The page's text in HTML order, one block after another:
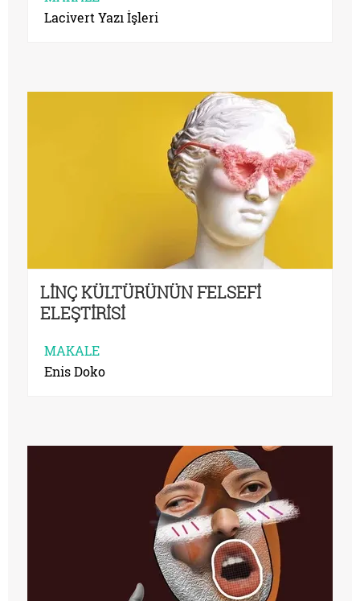
Lacivert Yazı İşleri
LİNÇ KÜLTÜRÜNÜN FELSEFİ
ELEŞTİRİSİ
MAKALE
Enis Doko